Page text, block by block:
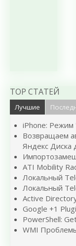
TOP СТАТЕЙ
Лучшие
iPhone: Режим
Возвращаем
Яндекс Диска
ATI Mobility
Локальный
Локальный
Active
Google +1
PowerShell:
WMI